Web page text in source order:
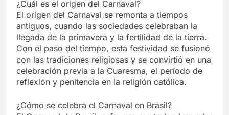
¿Cuál es el origen del Carnaval?
El origen del Carnaval se remonta a tiempos
antiguos, cuando las sociedades celebraban la
llegada de la primavera y la fertilidad de la tierra.
Con el paso del tiempo, esta festividad se fusionó
con las tradiciones religiosas y se convirtió en una
celebración previa a la Cuaresma, el período de
reflexión y penitencia en la religión católica.
¿Cómo se celebra el Carnaval en Brasil?